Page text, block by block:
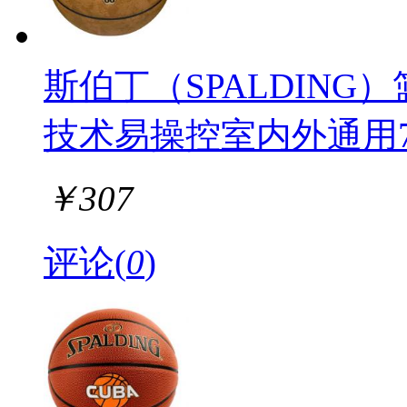
斯伯丁（SPALDING
技术易操控室内外通
￥307
评论(0)